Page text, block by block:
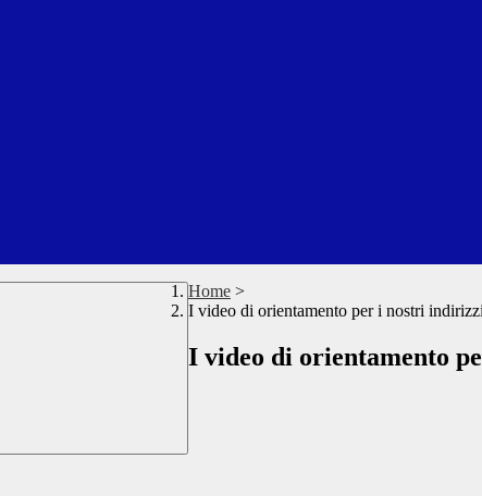
Home >
I video di orientamento per i nostri
I video di orientamento